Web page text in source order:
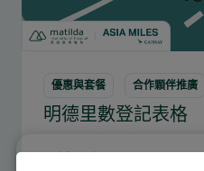
優惠與套餐 合作顆伴推廣
明德里數登記表格